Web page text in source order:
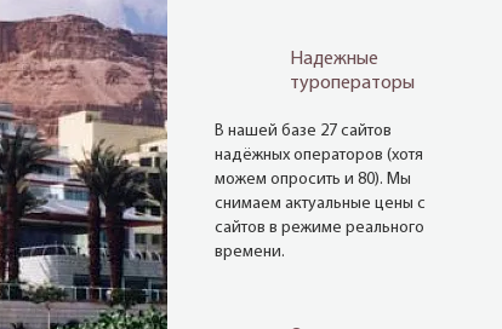
Надежные
туроператоры
В нашей базе 27 сайтов
надёжных операторов (хотя
можем опросить и 80). Мы
снимаем актуальные цены с
сайтов в режиме реального
времени.